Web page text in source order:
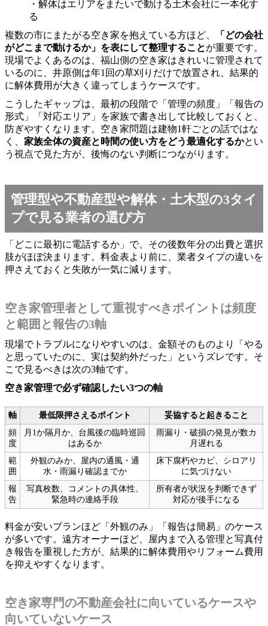
・解体はエリアをまたいで動ける土木会社に一本化す
る
複数の市にまたがる空き家を抱えている方ほど、
「どの会社
がどこまで動けるか」を表にして整理することが重要です。
現場でよくあるのは、福山側の空き家はきれいに管理されて
いるのに、井原側は年1回の草刈りだけで放置され、結果的
に解体費用が大きく違ってしまうケースです。
こうしたギャップは、最初の段階で「管理の頻度」「報告の
形式」「対応エリア」を家族で書き出して比較しておくと、
防ぎやすくなります。空き家問題は建物1軒ごとの話ではな
く、 家族全体の資産と時間の使い方をどう最適化するかとい
う視点で見た方が、後悔のない判断につながります。
管理型や不動産型や解体・土木型の3タイ
プで見る業者の選び方
「どこに最初に電話するか」で、その後数年分の出費と選択
肢がほぼ決まります。料金表より前に、業者タイプの違いを
押さえておくと失敗が一気に減ります。
空き家管理者として重視すべきポイントは頻度
と範囲と報告の3軸
現場でトラブルになりやすいのは、金額そのものより「やる
と思っていたのに、実は契約外だった」というズレです。そ
こで見るべきは次の3軸です。
空き家管理で必ず確認したい3つの軸
軸 最低限押さえるポイント
妥協すると起きること
頻
度
月1か隔月か、台風後の臨時巡回
はあるか
雨漏り・破損の発見が数カ
月遅れる
範
囲
外観のみか、屋内の通風・通
水・雨漏り確認までか
床下腐朽やカビ、シロアリ
に気づけない
報
告
写真枚数、コメントの具体性、
緊急時の連絡手段
所有者が状況を判断できず
対応が後手になる
料金が安いプランほど「外観のみ」「報告は簡易」のケース
が多いです。遠方オーナーほど、屋内まで入る管理と写真付
き報告を重視した方が、結果的に解体費用やリフォーム費用
を抑えやすくなります。
空き家専門の不動産会社に向いているケースや
向いていないケース